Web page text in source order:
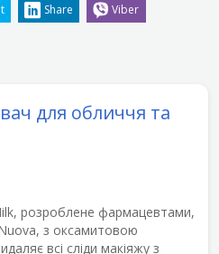
Share Viber
для обличчя та
, розроблене фармацевтами,
з оксамитовою
всі сліди макіяжу з